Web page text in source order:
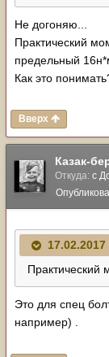
Не догоняю...
Практический
предельный
Как это
Вверх
Казак-
Откуда: с
Практический
Это для спец
например) .